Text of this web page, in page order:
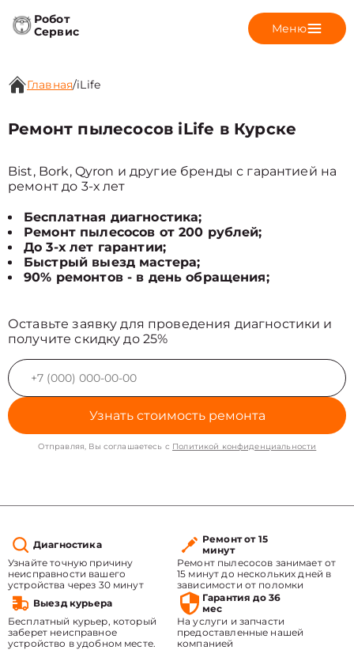
Робот
Сервис
Меню
Главная/iLife
Ремонт пылесосов iLife в Курске
Bist, Bork, Qyron и другие бренды с гарантией на
ремонт до 3-х лет
Бесплатная диагностика;
Ремонт пылесосов от 200 рублей;
До 3-х лет гарантии;
Быстрый выезд мастера;
90% ремонтов - в день обращения;
Оставьте заявку для проведения диагностики и
получите скидку до 25%
Узнать стоимость ремонта
Отправляя, Вы соглашаетесь с Политикой конфиденциальности
Диагностика
Узнайте точную причину
неисправности вашего
устройства через 30 минут
Ремонт от 15
минут
Ремонт пылесосов занимает от
15 минут до нескольких дней в
зависимости от поломки
Выезд курьера
Бесплатный курьер, который
заберет неисправное
устройство в удобном месте.
Гарантия до 36
мес
На услуги и запчасти
предоставленные нашей
компанией